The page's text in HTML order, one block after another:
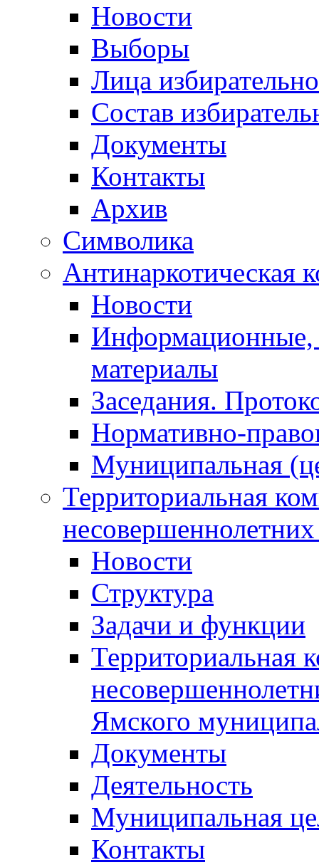
Новости
Выборы
Лица
Состав
Документы
Контакты
Архив
Символика
Антинаркотическая
Новости
Информационные,
материалы
Заседания.
Нормативно-
Муниципальная
Территориальная
Новости
Структура
Задачи и функции
Территориальная
Ямского
Документы
Деятельность
Муниципальная
Контакты